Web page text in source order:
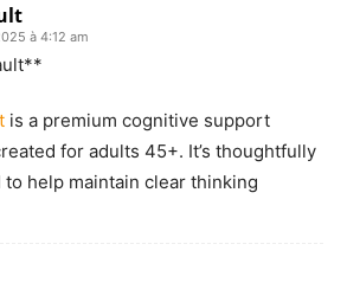
à 4:12 am
is a premium cognitive support
for adults 45+. It’s thoughtfully
to help maintain clear thinking